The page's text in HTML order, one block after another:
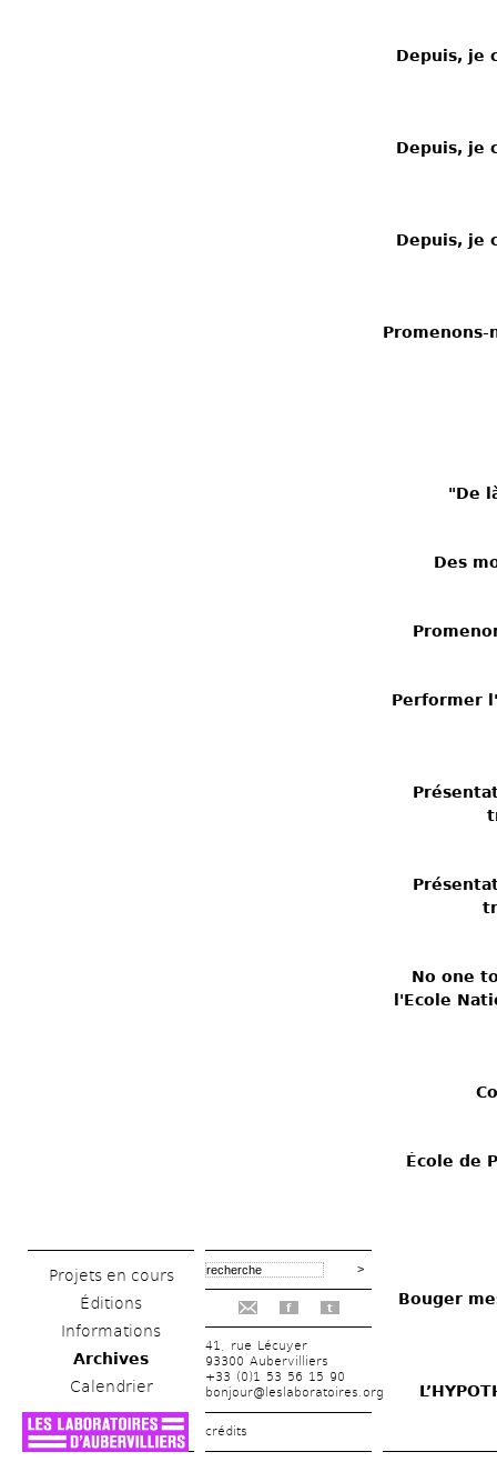
Projets en cours
Éditions
Informations
Archives
Calendrier
f t
41, rue Lécuyer
93300 Aubervilliers
+33 (0)1 53 56 15 90
bonjour@leslaboratoires.org
crédits
Depuis, je
Depuis, je
Depuis, je
Promenons-
"De
Des
Performer
No one
l'Ecole
École de
Bouger